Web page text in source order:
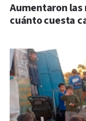
Aumentaron las
cuánto cuesta